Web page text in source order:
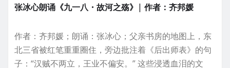
张冰心朗诵《九一八・故河之殇》| 作者：齐邦媛
作者：齐邦媛；朗诵：张冰心；父亲书房的地图上，东
北三省被红笔重重圈住，旁边批注着《后出师表》的句
子：“汉贼不两立，王业不偏安。” 这些浸透血泪的文